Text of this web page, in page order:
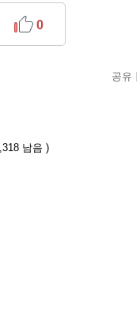
0
공유
남음 )